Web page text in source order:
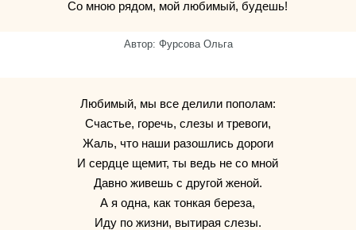
Со мною рядом, мой любимый, будешь!
Автор: Фурсова Ольга
Любимый, мы все делили пополам:
Счастье, горечь, слезы и тревоги,
Жаль, что наши разошлись дороги
И сердце щемит, ты ведь не со мной
Давно живешь с другой женой.
А я одна, как тонкая береза,
Иду по жизни, вытирая слезы.